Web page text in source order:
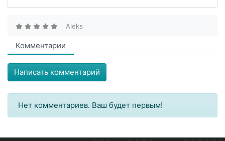
Aleks
Комментарии
Написать комментарий
Нет комментариев. Ваш будет первым!